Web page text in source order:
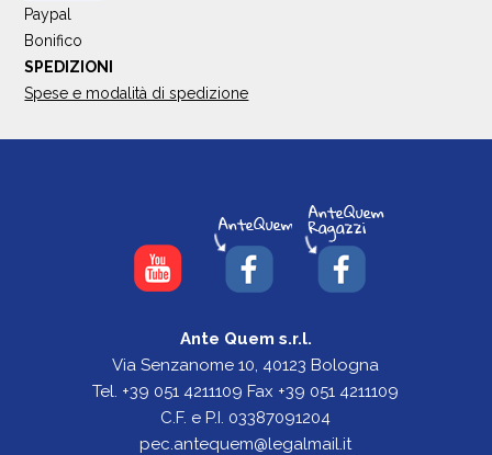
Paypal
Bonifico
SPEDIZIONI
Spese e modalità di spedizione
Ante Quem s.r.l.
Via Senzanome 10, 40123 Bologna
Tel. +39 051 4211109 Fax +39 051 4211109
C.F. e P.I. 03387091204
pec.antequem@legalmail.it